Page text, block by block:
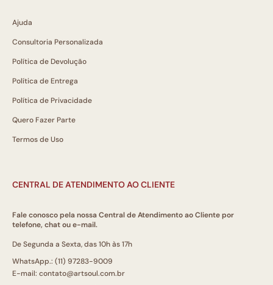
Ajuda
Consultoria Personalizada
Política de Devolução
Política de Entrega
Política de Privacidade
Quero Fazer Parte
Termos de Uso
CENTRAL DE ATENDIMENTO AO CLIENTE
Fale conosco pela nossa Central de Atendimento ao Cliente por
telefone, chat ou e-mail.
De Segunda a Sexta, das 10h às 17h
WhatsApp.: (11) 97283-9009
E-mail: contato@artsoul.com.br